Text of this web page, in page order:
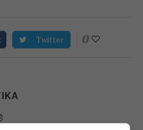
Twitter 0